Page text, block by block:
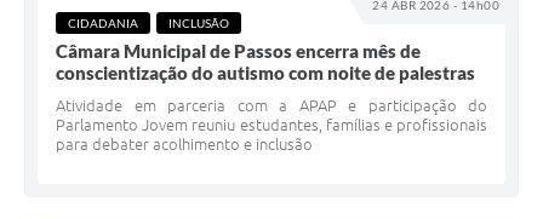
24 ABR 2026 - 14h00
CIDADANIA
INCLUSÃO
Câmara Municipal de Passos encerra mês de
conscientização do autismo com noite de palestras
Atividade em parceria com a APAP e participação do
Parlamento Jovem reuniu estudantes, famílias e profissionais
para debater acolhimento e inclusão